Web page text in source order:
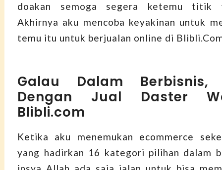
doakan semoga segera ketemu titik
Akhirnya aku mencoba keyakinan untuk
temu itu untuk berjualan online di
Galau Dalam Berbisnis,
Dengan Jual Daster
Blibli.com
Ketika aku menemukan ecommerce
yang hadirkan 16 kategori pilihan dalam